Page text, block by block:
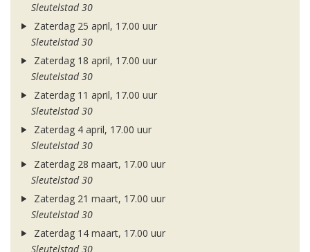
Sleutelstad 30
Zaterdag 25 april, 17.00 uur
Sleutelstad 30
Zaterdag 18 april, 17.00 uur
Sleutelstad 30
Zaterdag 11 april, 17.00 uur
Sleutelstad 30
Zaterdag 4 april, 17.00 uur
Sleutelstad 30
Zaterdag 28 maart, 17.00 uur
Sleutelstad 30
Zaterdag 21 maart, 17.00 uur
Sleutelstad 30
Zaterdag 14 maart, 17.00 uur
Sleutelstad 30